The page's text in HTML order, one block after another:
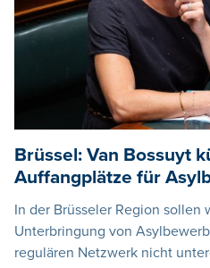
Brüssel: Van Bossuyt
Auffangplätze für
In der Brüsseler Region sollen
Unterbringung von
regulären Netzwerk nicht